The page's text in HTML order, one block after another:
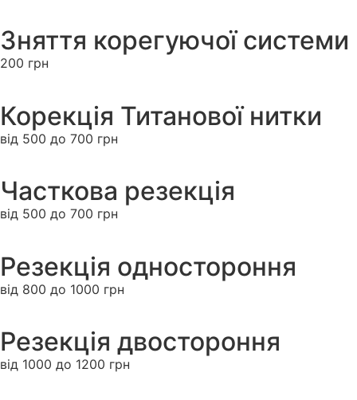
Зняття корегуючої системи
200 грн
Корекція Титанової нитки
від 500 до 700 грн
Часткова резекція
від 500 до 700 грн
Резекція одностороння
від 800 до 1000 грн
Резекція двостороння
від 1000 до 1200 грн